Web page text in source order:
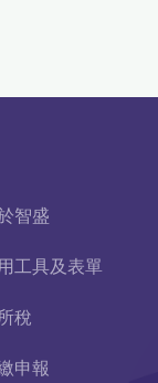
智盛
工具及表單
稅
申報